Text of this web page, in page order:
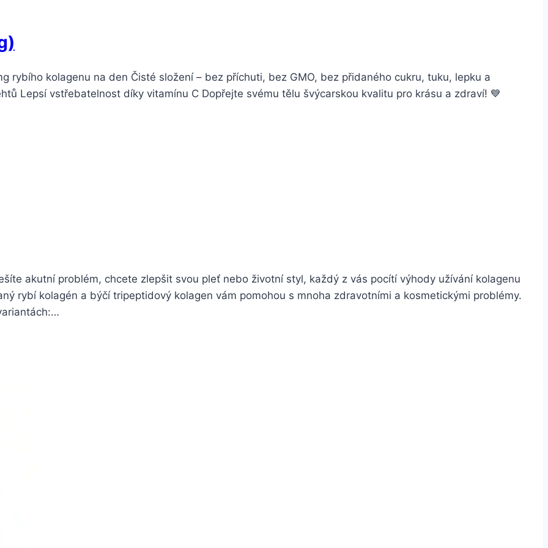
rybího kolagenu na den Čisté složení – bez příchuti, bez GMO, bez přidaného cukru, tuku, lepku a
Lepsí vstřebatelnost díky vitamínu C Dopřejte svému tělu švýcarskou kvalitu pro krásu a zdraví! 💙
akutní problém, chcete zlepšit svou pleť nebo životní styl, každý z vás pocítí výhody užívání kolagenu
rybí kolagén a býčí tripeptidový kolagen vám pomohou s mnoha zdravotními a kosmetickými problémy.